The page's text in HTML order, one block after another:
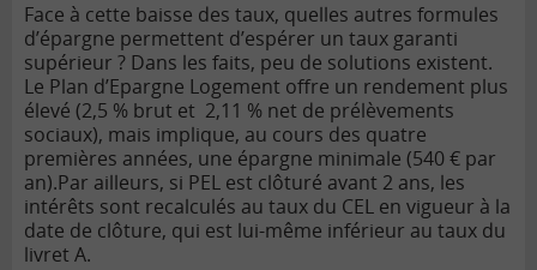
Face à cette baisse des taux, quelles autres formules
d’épargne permettent d’espérer un taux garanti
supérieur ? Dans les faits, peu de solutions existent.
Le Plan d’Epargne Logement offre un rendement plus
élevé (2,5 % brut et 2,11 % net de prélèvements
sociaux), mais implique, au cours des quatre
premières années, une épargne minimale (540 € par
an).Par ailleurs, si PEL est clôturé avant 2 ans, les
intérêts sont recalculés au taux du CEL en vigueur à la
date de clôture, qui est lui-même inférieur au taux du
livret A.